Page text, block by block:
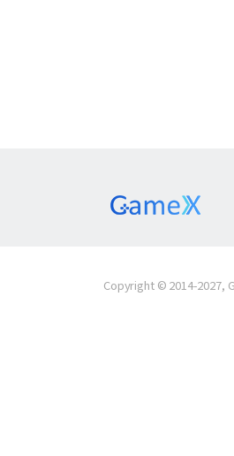
Copyright © 2014-2027,